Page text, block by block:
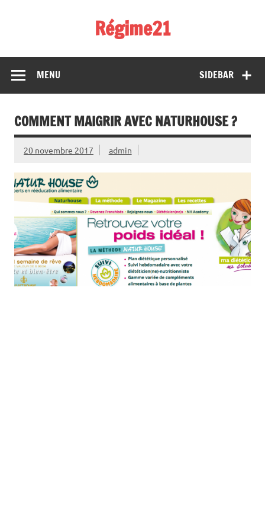
Régime21
SIDEBAR
MENU
COMMENT MAIGRIR AVEC NATURHOUSE ?
20 novembre 2017 admin